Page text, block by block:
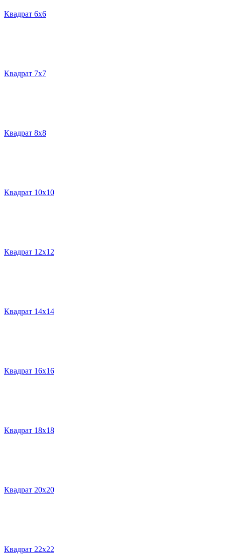
Квадрат 6х6
Квадрат 7х7
Квадрат 8х8
Квадрат 10х10
Квадрат 12х12
Квадрат 14х14
Квадрат 16х16
Квадрат 18х18
Квадрат 20х20
Квадрат 22х22